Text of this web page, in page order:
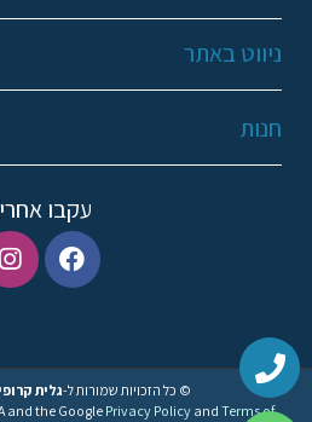
052-2311648
galit249@gmail.com
קריית שמונה
ניווט באתר
דף הבית
אודות
חנות
עקבו
© כל הזכויות שמורות ל-גלית
and the Google Privacy Policy and Terms of